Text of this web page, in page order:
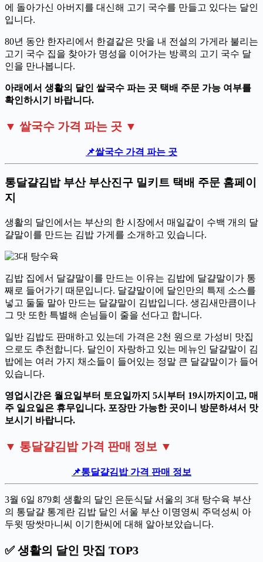
에 돌아가신 아버지를 대신해 고기 국수를 만들고 있다는 달인
입니다.
80년 동안 한자리에서 한결같은 맛을 내 전설의 가게라 불리는
고기 국수 집을 찾아가 명성을 이어가는 방콕의 고기 국수 달
인을 만나봅니다.
아래에서 생활의 달인 쌀국수 파는 곳 택배 주문 가능 여부를
확인하시기 바랍니다.
▼ 쌀국수 가격 파는 곳 ▼
📌쌀국수 가격 파는 곳
통달걀김밥 부산 부산진구 밀키트 택배 주문 홈페이
지
생활의 달인에서는 부산의 한 시장에서 매일같이 수백 개의 달
걀말이를 만드는 김밥 가게를 소개하고 있습니다.
김밥 집에서 달걀말이를 만드는 이유는 김밥에 달걀말이가 통
째로 들어가기 때문입니다. 달걀말이에 달인만의 특제 소스를
넣고 둘둘 말아 만드는 달걀말이 김밥입니다. 생김새만큼이나
그 맛 또한 특별해 손님들이 줄을 선다고 합니다.
일반 김밥도 판매하고 있는데 가격은 2천 원으로 가성비 맛집
으로도 추천합니다. 달인이 자랑하고 있는 메뉴인 달걀말이 김
밥에는 여러 가지 채소들이 들어있는 정말 큰 달걀말이가 들어
있습니다.
영업시간은 월요일부터 토요일까지 5시부터 19시까지이고, 매
주 일요일은 휴무입니다. 포장만 가능한 곳이니 방문하셔서 맛
보시기 바랍니다.
▼ 통달걀김밥 가격 판매 정보 ▼
📌통달걀김밥 가격 판매 정보
3월 6일 879회 생활의 달인 은둔식달 서울의 3대 탕수육 부산
의 통달걀 통계란 김밥 달인 서울 부산 이명영씨 주덕성씨 아
두윗 땅쌋마니씨 이기한씨에 대해 알아보았습니다.
✅ 생활의 달인 맛집 TOP3